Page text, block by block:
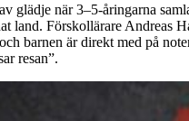
glädje när 3–5-åringarna
land. Förskollärare Andreas
barnen är direkt med på
resan”.